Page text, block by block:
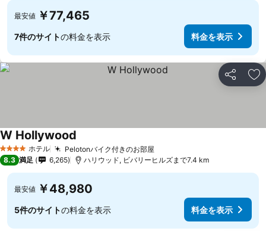
最安値 ￥77,465
7件のサイトの料金を表示 料金を表示
シェア お
4 ホテルのランク
ホテル Pelotonバイク付きのお部屋
W Hollywood
8.3 満足 6,265 ハリウッド, ビバリーヒルズまで7.4 km
最安値 ￥48,980
5件のサイトの料金を表示 料金を表示